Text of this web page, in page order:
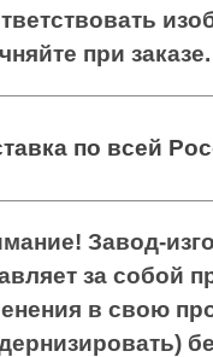
при заказе.
по всей
Завод-
за собой
в свою